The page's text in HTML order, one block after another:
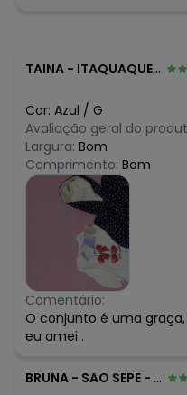
TAINA - ITAQUAQUECETUBA - SP
Cor: Azul / G
Avaliação geral do
Largura: Bom
Comprimento: Bom
Comentário:
O conjunto é uma
eu amei .
BRUNA - SAO SEPE - RS